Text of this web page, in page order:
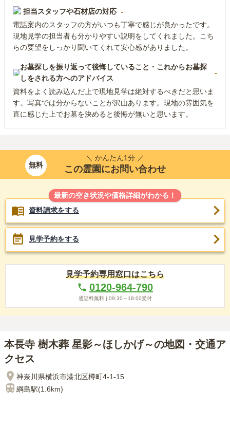
担当スタッフや石材店の対応 -
電話案内のスタッフの方がいつも丁寧で感じが良かったです。
現地見学の担当者も分かりやすい説明をしてくれました。こち
らの要望をしっかり聞いてくれて安心感がありました。
お墓探しを振り返って後悔していること・これからお墓探
しをされる方へのアドバイス
-
資料をよく読み込んだ上で現地見学は絶対するべきだと思いま
す。写真では分からないことが沢山あります。現地の雰囲気を
直に感じた上でお墓を決めると後悔が無いと思います。
無料
＼ かんたん1分 ／
この霊園にお問い合わせ
最新の空き状況や価格詳細がわかる！
資料請求をする
見学予約をする
見学予約専用窓口はこちら
0120-964-790
通話料無料 | 09:30～18:00受付
本長寺 樹木葬 星影～ほしかげ～の地図・交通ア
クセス
神奈川県横浜市港北区樽町4-1-15
綱島駅(1.6km)